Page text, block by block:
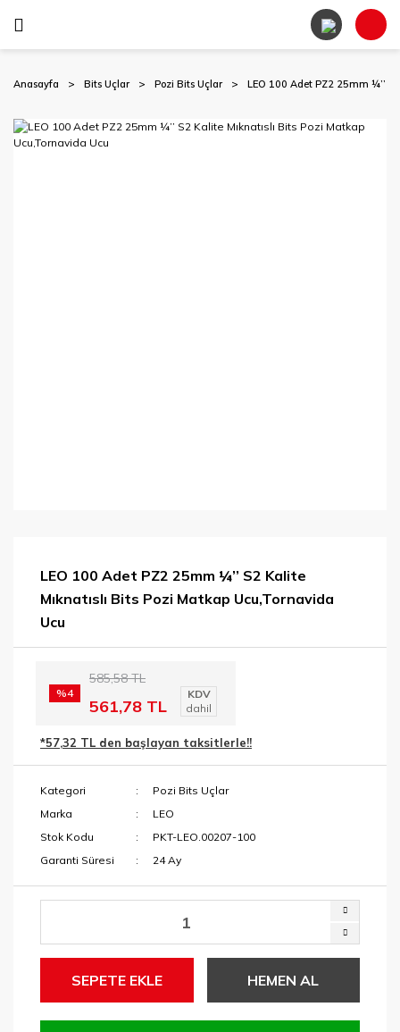
Anasayfa Bits Uçlar Pozi Bits Uçlar LEO 100 Adet PZ2 25mm ¼’’
LEO 100 Adet PZ2 25mm ¼’’ S2 Kalite
Mıknatıslı Bits Pozi Matkap Ucu,Tornavida
Ucu
%4
585,58 TL
561,78 TL
KDV
dahil
*57,32 TL den başlayan taksitlerle!!
Kategori
Pozi Bits Uçlar
Marka
LEO
Stok Kodu
PKT-LEO.00207-100
Garanti Süresi
24 Ay
SEPETE EKLE HEMEN AL